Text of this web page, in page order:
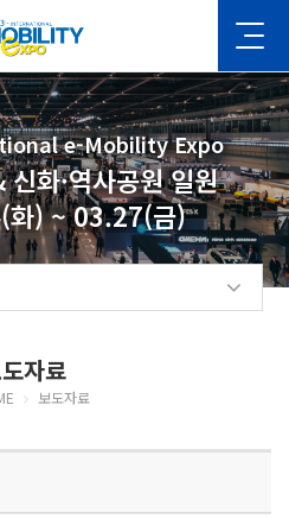
e-Mobility Expo
화·역사공원 일원
) ~ 03.27(금)
자료
보도자료